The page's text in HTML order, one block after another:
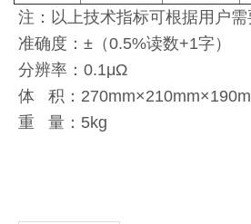
注：以上技术指标可根据用户需
准确度：±（0.5%读数+1字）
分辨率：0.1μΩ
体 积：
重 量：5kg